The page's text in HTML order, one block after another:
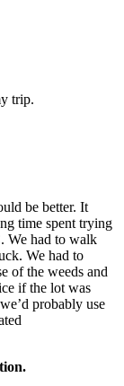
trip.
be better. It
time spent trying
We had to walk
We had to
of the weeds and
if the lot was
probably use